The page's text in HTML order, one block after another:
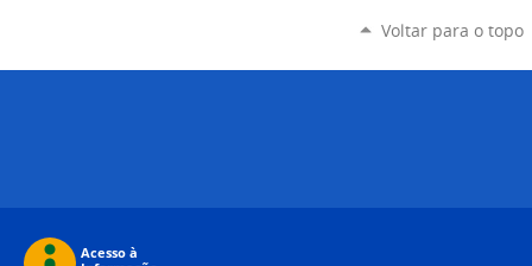
Voltar para o topo